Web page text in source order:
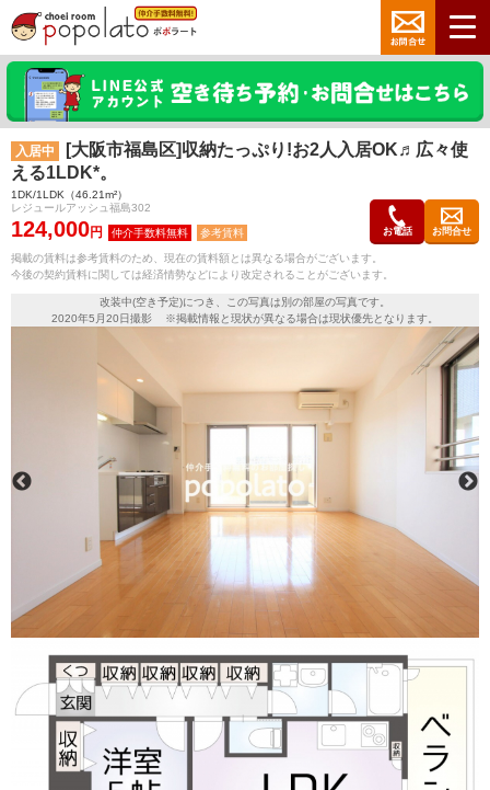
入居中
[大阪市福島区]収納たっぷり!お2人入居OK♬広々使
える1LDK*。
1DK/1LDK（46.21m²）
レジュールアッシュ福島302
124,000円 参考賃料 お電話 お問合せ
掲載の賃料は参考賃料のため、現在の賃料額とは異なる場合がございます。
今後の契約賃料に関しては経済情勢などにより改定されることがございます。
改装中(空き予定)につき、この写真は別の部屋の写真です。
2020年5月20日撮影 ※掲載情報と現状が異なる場合は現状優先となります。